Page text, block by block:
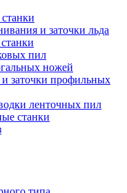
и заточки льда
пил
ножей
заточки профильных
ленточных пил
станки